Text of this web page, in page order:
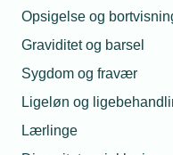
Opsigelse og
Graviditet og barsel
Sygdom og fravær
Ligeløn og
Lærlinge
Publiceret:
19. maj 2025
Skrevet af: Mads